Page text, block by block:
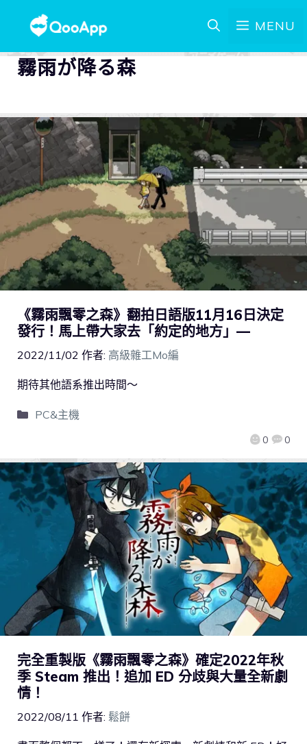
MENU
霧雨が降る森
《霧雨飄零之森》翻拍日語版11月16日決定
發行！馬上帶大家去「約定的地方」—
2022/11/02 作者: 高級雜工Mo編
0 0
期待其他語系推出時間～
PC&主機
完全重製版《霧雨飄零之森》確定2022年秋
季 Steam 推出！追加 ED 分歧與大量全新劇
情！
2022/08/11 作者: 鬆餅